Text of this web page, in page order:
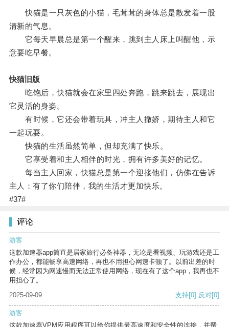
快猫是一只灰色的小猫，毛茸茸的身体总是散发着一股
清新的气息。
它每天早晨总是第一个醒来，跳到主人床上叫醒他，示
意要吃早餐。
快猫旧版
吃饱后，快猫就会在家里四处奔跑，跳来跳去，展现出
它灵活的身姿。
有时候，它还会带着玩具，冲主人撒娇，期待主人和它
一起玩耍。
快猫的生活虽然简单，但却充满了快乐。
它享受着和主人相伴的时光，拥有许多美好的记忆。
每当主人回家，快猫总是第一个迎接他们，仿佛在告诉
主人：有了你们陪伴，我的生活才更加快乐。
#37#
评论
游客
这款加速器app简直是居家旅行必备神器，无论是看视频、玩游戏还是工
作办公，都能畅享高速网络，再也不用担心网速卡顿了。以前出差的时
候，经常因为网速慢而无法正常使用网络，现在有了这个app，我再也不
用担心了。
2025-09-09
支持[0] 反对[0]
游客
这款加速器VPM应用程序可以给你提供最高速度和安全性的连接，并帮